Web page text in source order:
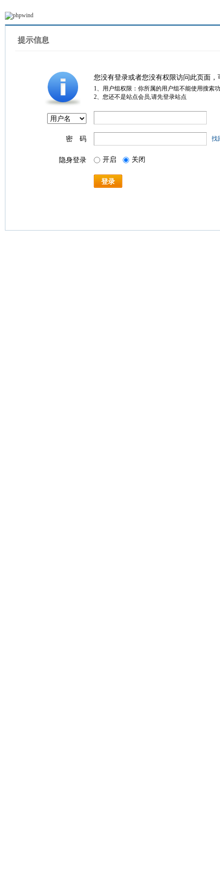
提示信息
您没有登录或者您没有权限访问此页面
1、用户组权限：你所属的用户组不能使用搜索
2、您还不是站点会员,请先登录站点
密 码 找
隐身登录 开启 关闭
登录